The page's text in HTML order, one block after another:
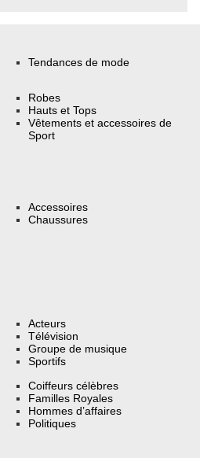
Tendances de mode
Robes
Hauts et Tops
Vêtements et accessoires de
Sport
Accessoires
Chaussures
Acteurs
Télévision
Groupe de musique
Sportifs
Coiffeurs célèbres
Familles Royales
Hommes d’affaires
Politiques